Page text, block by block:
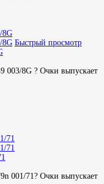
Быстрый просмотр
003/8G ? Очки выпускает
001/71? Очки выпускает